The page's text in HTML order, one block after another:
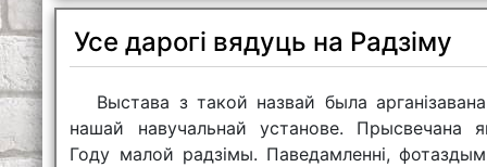
Усе дарогі вядуць на Радзіму
Выстава з такой назвай была
нашай навучальнай установе. Прысвечана
Году малой радзімы. Паведамленні,